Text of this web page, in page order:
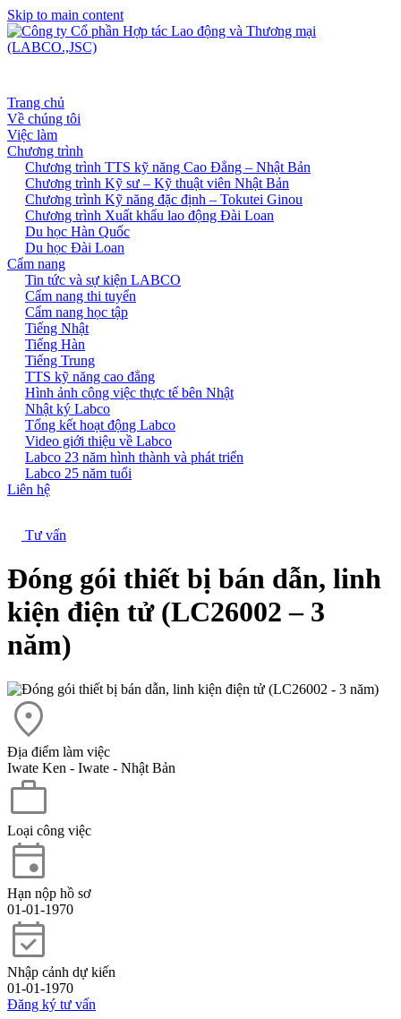
Skip to main content
Trang chủ
Về chúng tôi
Việc làm
Chương trình
Chương trình TTS kỹ năng Cao Đẳng – Nhật Bản
Chương trình Kỹ sư – Kỹ thuật viên Nhật Bản
Chương trình Kỹ năng đặc định – Tokutei Ginou
Chương trình Xuất khẩu lao động Đài Loan
Du học Hàn Quốc
Du học Đài Loan
Cẩm nang
Tin tức và sự kiện LABCO
Cẩm nang thi tuyển
Cẩm nang học tập
Tiếng Nhật
Tiếng Hàn
Tiếng Trung
TTS kỹ năng cao đẳng
Hình ảnh công việc thực tế bên Nhật
Nhật ký Labco
Tổng kết hoạt động Labco
Video giới thiệu về Labco
Labco 23 năm hình thành và phát triển
Labco 25 năm tuổi
Liên hệ
Tư vấn
Đóng gói thiết bị bán dẫn, linh
kiện điện tử (LC26002 – 3
năm)
Địa điểm làm việc
Iwate Ken - Iwate - Nhật Bản
Loại công việc
Hạn nộp hồ sơ
01-01-1970
Nhập cảnh dự kiến
01-01-1970
Đăng ký tư vấn